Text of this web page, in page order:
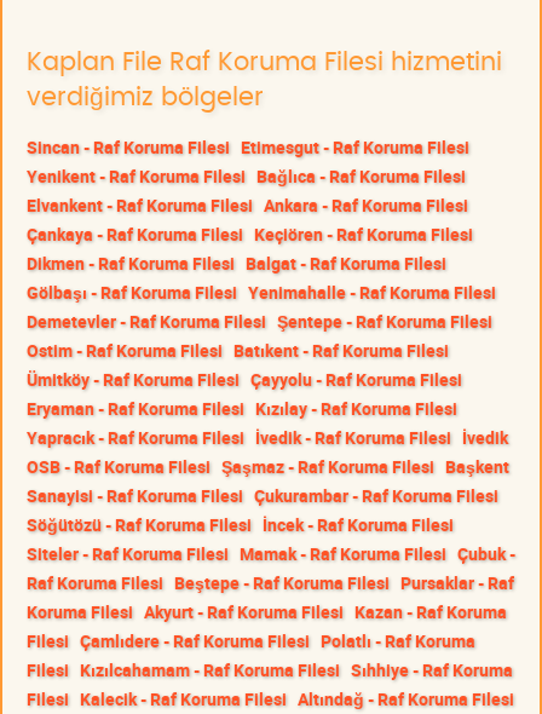
Kaplan File Raf Koruma Filesi hizmetini
verdiğimiz bölgeler
Sincan - Raf Koruma Filesi Etimesgut - Raf Koruma Filesi
Yenikent - Raf Koruma Filesi Bağlıca - Raf Koruma Filesi
Elvankent - Raf Koruma Filesi Ankara - Raf Koruma Filesi
Çankaya - Raf Koruma Filesi Keçiören - Raf Koruma Filesi
Dikmen - Raf Koruma Filesi Balgat - Raf Koruma Filesi
Gölbaşı - Raf Koruma Filesi Yenimahalle - Raf Koruma Filesi
Demetevler - Raf Koruma Filesi Şentepe - Raf Koruma Filesi
Ostim - Raf Koruma Filesi Batıkent - Raf Koruma Filesi
Ümitköy - Raf Koruma Filesi Çayyolu - Raf Koruma Filesi
Eryaman - Raf Koruma Filesi Kızılay - Raf Koruma Filesi
Yapracık - Raf Koruma Filesi İvedik - Raf Koruma Filesi İvedik
OSB - Raf Koruma Filesi Şaşmaz - Raf Koruma Filesi Başkent
Sanayisi - Raf Koruma Filesi Çukurambar - Raf Koruma Filesi
Söğütözü - Raf Koruma Filesi İncek - Raf Koruma Filesi
Siteler - Raf Koruma Filesi Mamak - Raf Koruma Filesi Çubuk -
Raf Koruma Filesi Beştepe - Raf Koruma Filesi Pursaklar - Raf
Koruma Filesi Akyurt - Raf Koruma Filesi Kazan - Raf Koruma
Filesi Çamlıdere - Raf Koruma Filesi Polatlı - Raf Koruma
Filesi Kızılcahamam - Raf Koruma Filesi Sıhhiye - Raf Koruma
Filesi Kalecik - Raf Koruma Filesi Altındağ - Raf Koruma Filesi